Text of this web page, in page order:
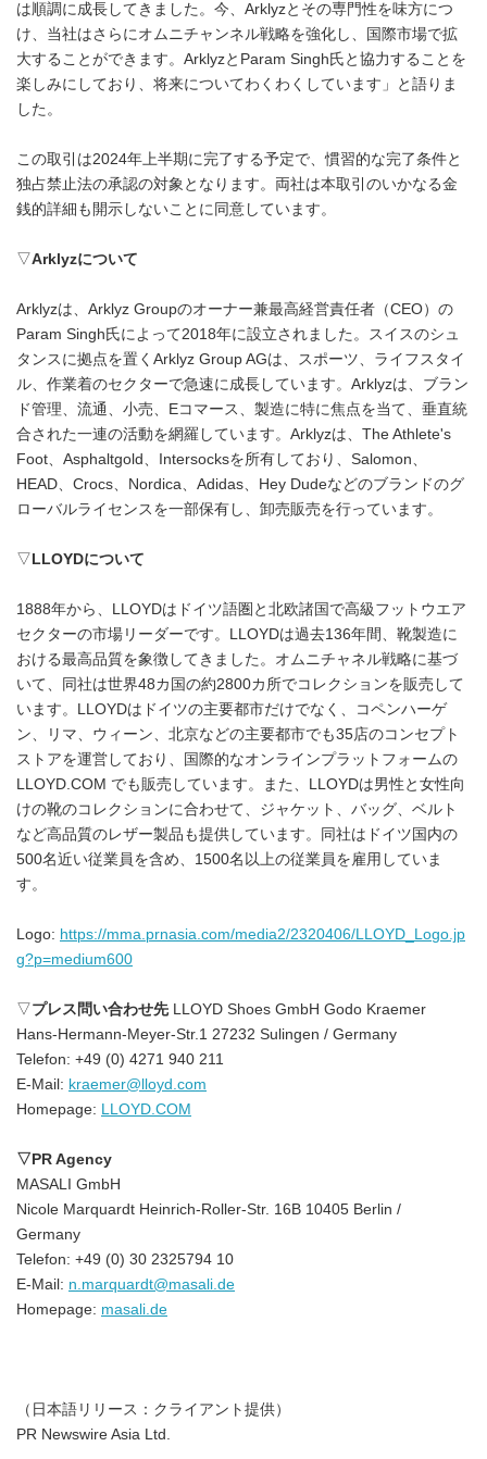
は順調に成長してきました。今、Arklyzとその専門性を味方につ
け、当社はさらにオムニチャンネル戦略を強化し、国際市場で拡
大することができます。ArklyzとParam Singh氏と協力することを
楽しみにしており、将来についてわくわくしています」と語りま
した。
この取引は2024年上半期に完了する予定で、慣習的な完了条件と
独占禁止法の承認の対象となります。両社は本取引のいかなる金
銭的詳細も開示しないことに同意しています。
▽Arklyzについて
Arklyzは、Arklyz Groupのオーナー兼最高経営責任者（CEO）の
Param Singh氏によって2018年に設立されました。スイスのシュ
タンスに拠点を置くArklyz Group AGは、スポーツ、ライフスタイ
ル、作業着のセクターで急速に成長しています。Arklyzは、ブラン
ド管理、流通、小売、Eコマース、製造に特に焦点を当て、垂直統
合された一連の活動を網羅しています。Arklyzは、The Athlete's
Foot、Asphaltgold、Intersocksを所有しており、Salomon、
HEAD、Crocs、Nordica、Adidas、Hey Dudeなどのブランドのグ
ローバルライセンスを一部保有し、卸売販売を行っています。
▽ LLOYDについて
1888年から、LLOYDはドイツ語圏と北欧諸国で高級フットウエア
セクターの市場リーダーです。LLOYDは過去136年間、靴製造に
おける最高品質を象徴してきました。オムニチャネル戦略に基づ
いて、同社は世界48カ国の約2800カ所でコレクションを販売して
います。LLOYDはドイツの主要都市だけでなく、コペンハーゲ
ン、リマ、ウィーン、北京などの主要都市でも35店のコンセプト
ストアを運営しており、国際的なオンラインプラットフォームの
LLOYD.COM でも販売しています。また、LLOYDは男性と女性向
けの靴のコレクションに合わせて、ジャケット、バッグ、ベルト
など高品質のレザー製品も提供しています。同社はドイツ国内の
500名近い従業員を含め、1500名以上の従業員を雇用していま
す。
Logo: https://mma.prnasia.com/media2/2320406/LLOYD_Logo.jp
g?p=medium600
▽ プレス問い合わせ先LLOYD Shoes GmbH Godo Kraemer
Hans-Hermann-Meyer-Str.1 27232 Sulingen / Germany
Telefon: +49 (0) 4271 940 211
E-Mail: kraemer@lloyd.com
Homepage: LLOYD.COM
▽ PR Agency
MASALI GmbH
Nicole Marquardt Heinrich-Roller-Str. 16B 10405 Berlin /
Germany
Telefon: +49 (0) 30 2325794 10
E-Mail: n.marquardt@masali.de
Homepage: masali.de
（日本語リリース：クライアント提供）
PR Newswire Asia Ltd.